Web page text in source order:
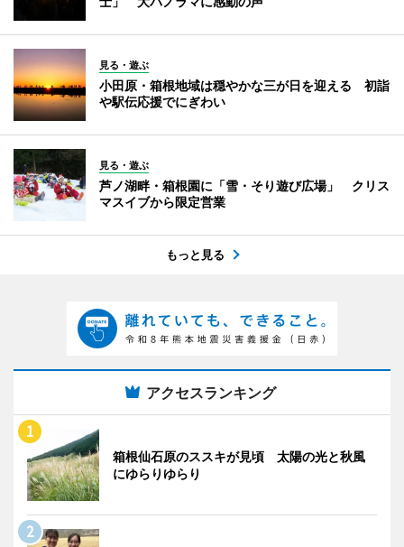
見る・遊ぶ
小田原・箱根地域は穏やかな三が日を迎える 初詣
や駅伝応援でにぎわい
見る・遊ぶ
芦ノ湖畔・箱根園に「雪・そり遊び広場」 クリス
マスイブから限定営業
もっと見る
アクセスランキング
箱根仙石原のススキが見頃 太陽の光と秋風
にゆらりゆらり